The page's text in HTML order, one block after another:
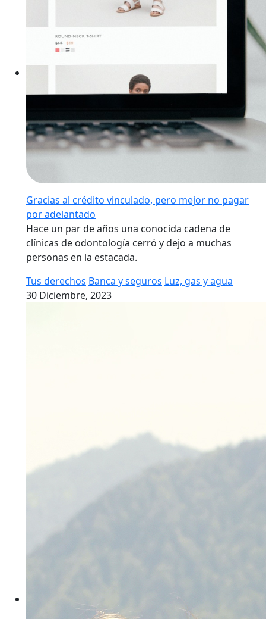
Gracias al crédito vinculado, pero mejor no pagar
por adelantado
Hace un par de años una conocida cadena de
clínicas de odontología cerró y dejo a muchas
personas en la estacada.
Tus derechos Banca y seguros Luz, gas y agua
30 Diciembre, 2023